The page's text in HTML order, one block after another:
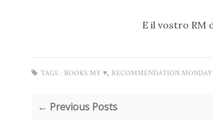
E il vostro RM
TAGS : BOOKS MY ♥, RECOMMENDATION MONDAY
← Previous Posts